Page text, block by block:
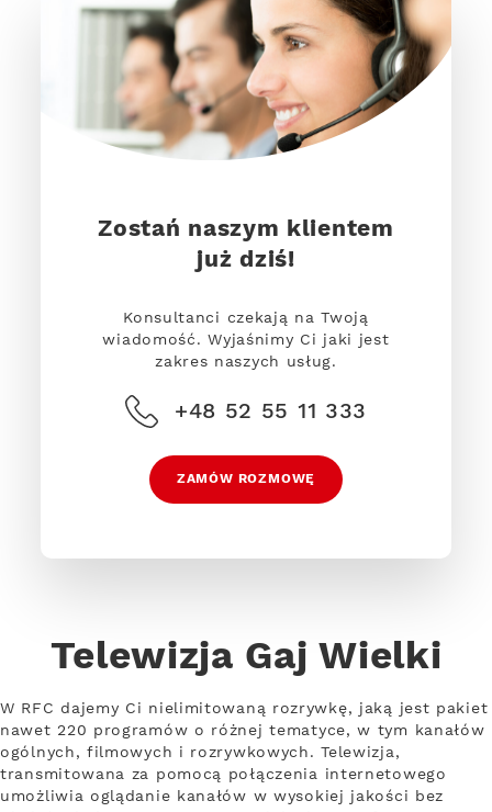
Zostań naszym klientem
już dziś!
Konsultanci czekają na Twoją
wiadomość. Wyjaśnimy Ci jaki jest
zakres naszych usług.
+48 52 55 11 333
ZAMÓW ROZMOWĘ
Telewizja Gaj Wielki
W RFC dajemy Ci nielimitowaną rozrywkę, jaką jest pakiet
nawet 220 programów o różnej tematyce, w tym kanałów
ogólnych, filmowych i rozrywkowych. Telewizja,
transmitowana za pomocą połączenia internetowego
umożliwia oglądanie kanałów w wysokiej jakości bez